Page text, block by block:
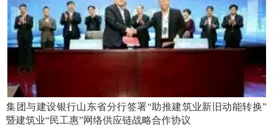
集团与建设银行山东省分行签署“助推建筑业新旧动能转换”
暨建筑业“民工惠”网络供应链战略合作协议